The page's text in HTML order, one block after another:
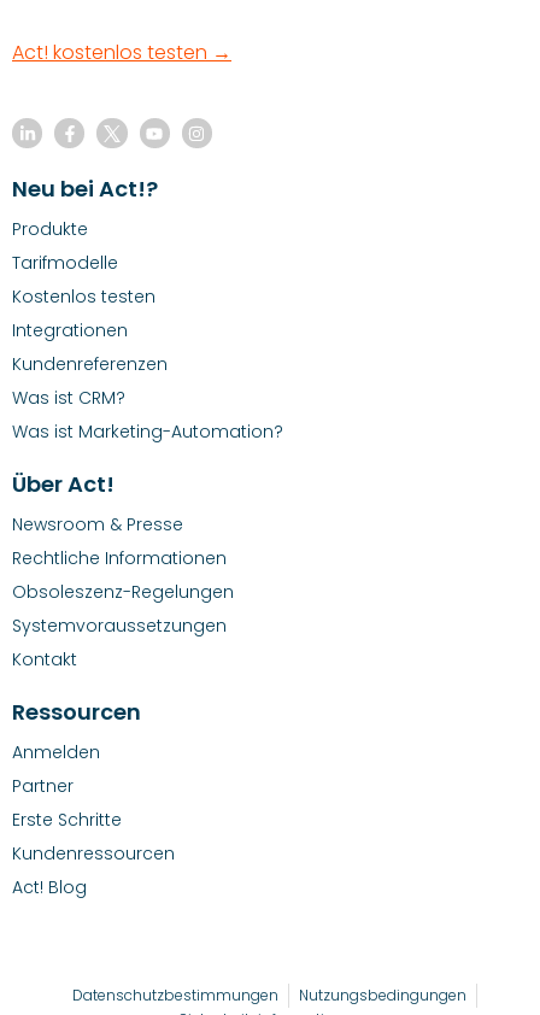
Act! kostenlos testen →
Neu bei Act!?
Produkte
Tarifmodelle
Kostenlos testen
Integrationen
Kundenreferenzen
Was ist CRM?
Was ist Marketing-Automation?
Über Act!
Newsroom & Presse
Rechtliche Informationen
Obsoleszenz-Regelungen
Systemvoraussetzungen
Kontakt
Ressourcen
Anmelden
Partner
Erste Schritte
Kundenressourcen
Act! Blog
Datenschutzbestimmungen
Nutzungsbedingungen